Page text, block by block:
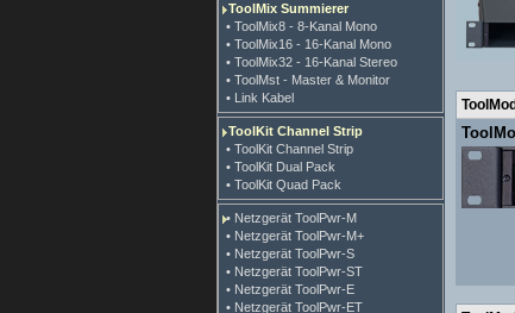
ToolMix Summierer
• ToolMix8 - 8-Kanal Mono
• ToolMix16 - 16-Kanal Mono
• ToolMix32 - 16-Kanal Stereo
• ToolMst - Master & Monitor
• Link Kabel
ToolKit Channel Strip
• ToolKit Channel Strip
• ToolKit Dual Pack
• ToolKit Quad Pack
• Netzgerät ToolPwr-M
• Netzgerät ToolPwr-M+
• Netzgerät ToolPwr-S
• Netzgerät ToolPwr-ST
• Netzgerät ToolPwr-E
• Netzgerät ToolPwr-ET